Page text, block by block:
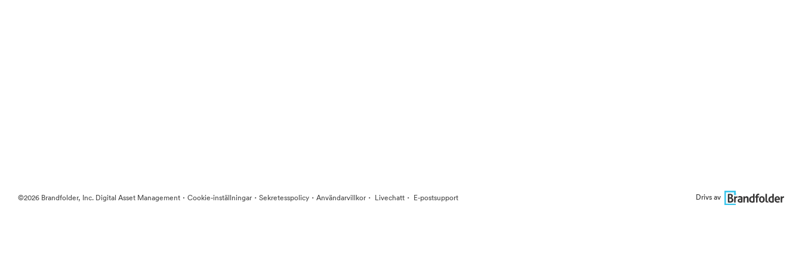
©2026 Brandfolder, Inc. Digital Asset Management · Cookie-inställningar· Sekretesspolicy · Användarvillkor· Livechatt · E-postsupport Drivs av